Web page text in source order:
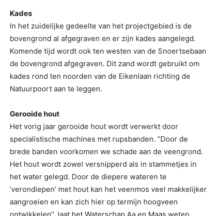
Kades
In het zuidelijke gedeelte van het projectgebied is de
bovengrond al afgegraven en er zijn kades aangelegd.
Komende tijd wordt ook ten westen van de Snoertsebaan
de bovengrond afgegraven. Dit zand wordt gebruikt om
kades rond ten noorden van de Eikenlaan richting de
Natuurpoort aan te leggen.
Gerooide hout
Het vorig jaar gerooide hout wordt verwerkt door
specialistische machines met rupsbanden. “Door de
brede banden voorkomen we schade aan de veengrond.
Het hout wordt zowel versnipperd als in stammetjes in
het water gelegd. Door de diepere wateren te
‘verondiepen’ met hout kan het veenmos veel makkelijker
aangroeien en kan zich hier op termijn hoogveen